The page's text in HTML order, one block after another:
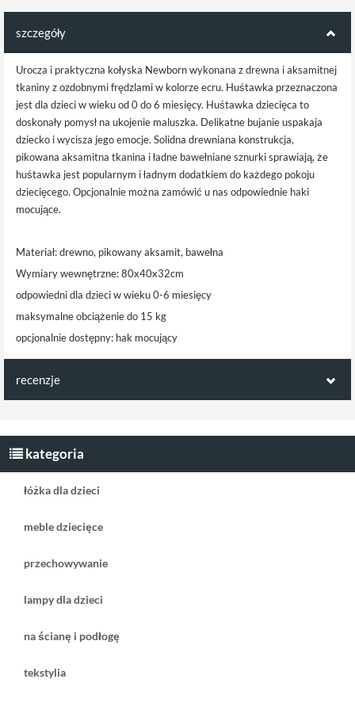
szczegóły
Urocza i praktyczna kołyska Newborn wykonana z drewna i aksamitnej
tkaniny z ozdobnymi frędzlami w kolorze ecru. Huśtawka przeznaczona
jest dla dzieci w wieku od 0 do 6 miesięcy. Huśtawka dziecięca to
doskonały pomysł na ukojenie maluszka. Delikatne bujanie uspakaja
dziecko i wycisza jego emocje. Solidna drewniana konstrukcja,
pikowana aksamitna tkanina i ładne bawełniane sznurki sprawiają, że
huśtawka jest popularnym i ładnym dodatkiem do każdego pokoju
dziecięcego. Opcjonalnie można zamówić u nas odpowiednie haki
mocujące.
Materiał: drewno, pikowany aksamit, bawełna
Wymiary wewnętrzne: 80x40x32cm
odpowiedni dla dzieci w wieku 0-6 miesięcy
maksymalne obciążenie do 15 kg
opcjonalnie dostępny: hak mocujący
recenzje
Napisz pierwszą recenzję jako klient!
kategoria
łóżka dla dzieci
meble dziecięce
przechowywanie
lampy dla dzieci
na ścianę i podłogę
tekstylia